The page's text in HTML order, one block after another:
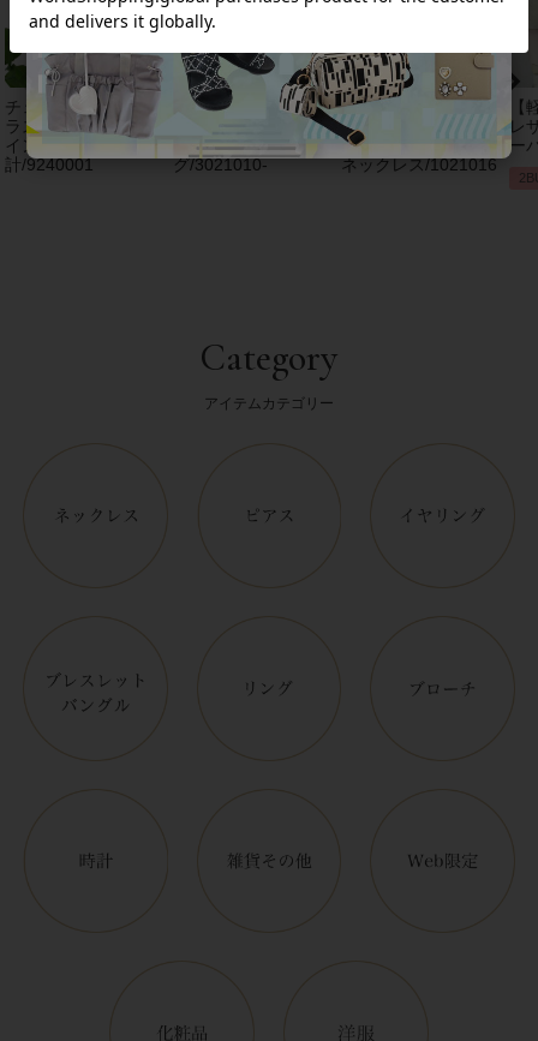
チェコクリスタルガ
ラス立体リボンデザ
インベルト時
計/9240001
【アンジェラカプッ
チ】イタリア製大ぶ
りイヤリン
グ/3021010-
8mm玉マジョルカパ
ール×キュービック
ジルコニアフラワー
ネックレス/1021016
【
レ
ー
Category
アイテムカテゴリー